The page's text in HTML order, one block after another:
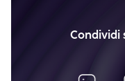
Condividi